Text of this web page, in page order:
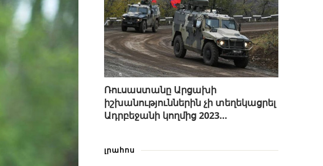
Ռուսաստանը Արցախի
իշխանություններին չի տեղեկացրել
Ադրբեջանի կողմից 2023...
լրահոս